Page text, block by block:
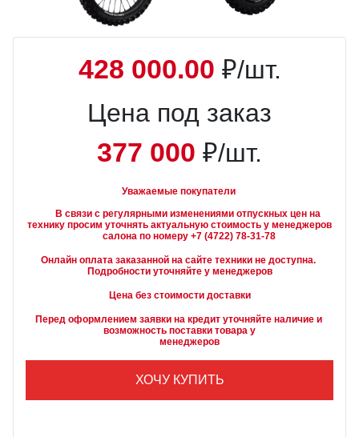
428 000.00 ₽/шт.
Цена под заказ
377 000 ₽/шт.
Уважаемые покупатели
технику просим уточнять актуальную стоимость у менеджеров
Онлайн оплата заказанной на сайте техники не доступна.
Подробности уточняйте у менеджеров
Цена без стоимости доставки
Перед оформлением заявки на кредит уточняйте наличие и
возможность поставки товара у
        менеджеров
ХОЧУ КУПИТЬ